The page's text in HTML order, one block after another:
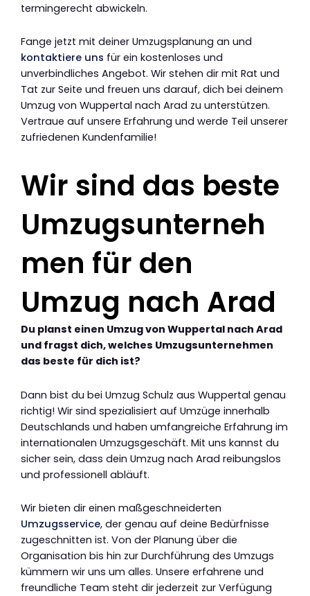
termingerecht abwickeln.
Fange jetzt mit deiner Umzugsplanung an und
kontaktiere uns für ein kostenloses und
unverbindliches Angebot. Wir stehen dir mit Rat und
Tat zur Seite und freuen uns darauf, dich bei deinem
Umzug von Wuppertal nach Arad zu unterstützen.
Vertraue auf unsere Erfahrung und werde Teil unserer
zufriedenen Kundenfamilie!
Wir sind das beste
Umzugsunterneh
men für den
Umzug nach Arad
Du planst einen Umzug von Wuppertal nach Arad
und fragst dich, welches Umzugsunternehmen
das beste für dich ist?
Dann bist du bei Umzug Schulz aus Wuppertal genau
richtig! Wir sind spezialisiert auf Umzüge innerhalb
Deutschlands und haben umfangreiche Erfahrung im
internationalen Umzugsgeschäft. Mit uns kannst du
sicher sein, dass dein Umzug nach Arad reibungslos
und professionell abläuft.
Wir bieten dir einen maßgeschneiderten
Umzugsservice, der genau auf deine Bedürfnisse
zugeschnitten ist. Von der Planung über die
Organisation bis hin zur Durchführung des Umzugs
kümmern wir uns um alles. Unsere erfahrene und
freundliche Team steht dir jederzeit zur Verfügung